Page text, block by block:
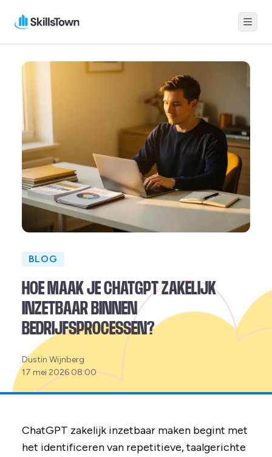
Menu
BLOG
HOE MAAK JE CHATGPT ZAKELIJK
INZETBAAR BINNEN
BEDRIJFSPROCESSEN?
Posted
by:
Dustin Wijnberg
17 mei 2026 08:00
ChatGPT zakelijk inzetbaar maken begint met
het identificeren van repetitieve, taalgerichte